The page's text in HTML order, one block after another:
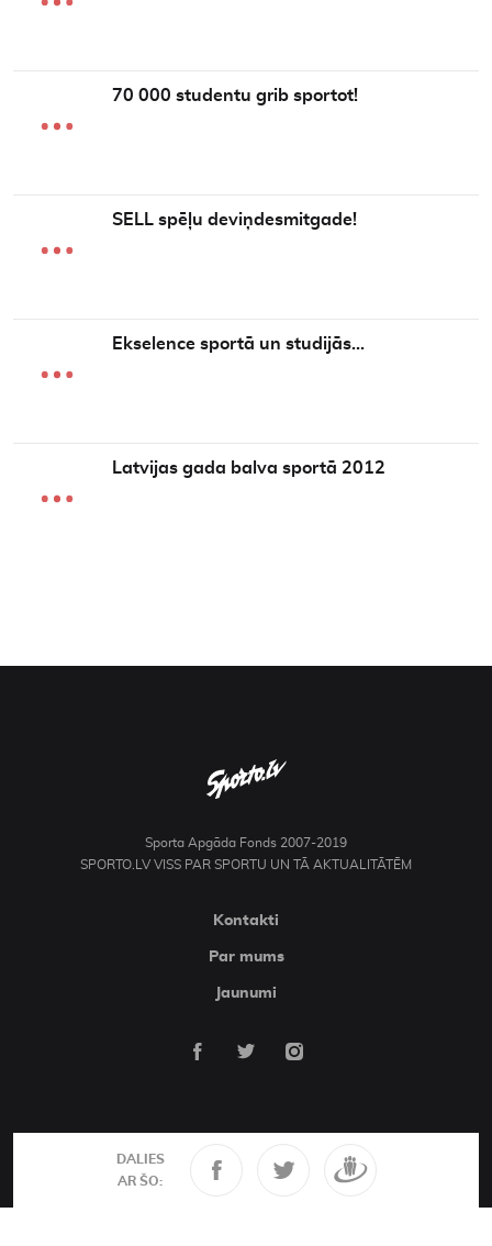
DALIES
AR ŠO:
70 000 studentu grib sportot!
SELL spēļu deviņdesmitgade!
Ekselence sportā un studijās…
Latvijas gada balva sportā 2012
Sporta Apgāda Fonds 2007-2019
SPORTO.LV VISS PAR SPORTU UN TĀ AKTUALITĀTĒM
Kontakti
Par mums
Jaunumi